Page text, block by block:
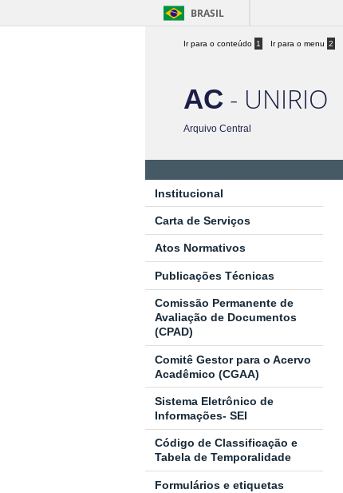
BRASIL
Ir para o conteúdo 1 Ir para o menu 2
AC - UNIRIO
Arquivo Central
Institucional
Carta de Serviços
Atos Normativos
Publicações Técnicas
Comissão Permanente de
Avaliação de Documentos
(CPAD)
Comitê Gestor para o Acervo
Acadêmico (CGAA)
Sistema Eletrônico de
Informações- SEI
Código de Classificação e
Tabela de Temporalidade
Formulários e etiquetas